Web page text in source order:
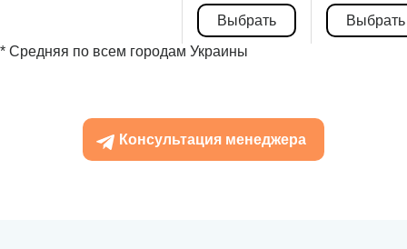
Выбрать
Выбрать
* Средняя по всем городам Украины
Консультация менеджера